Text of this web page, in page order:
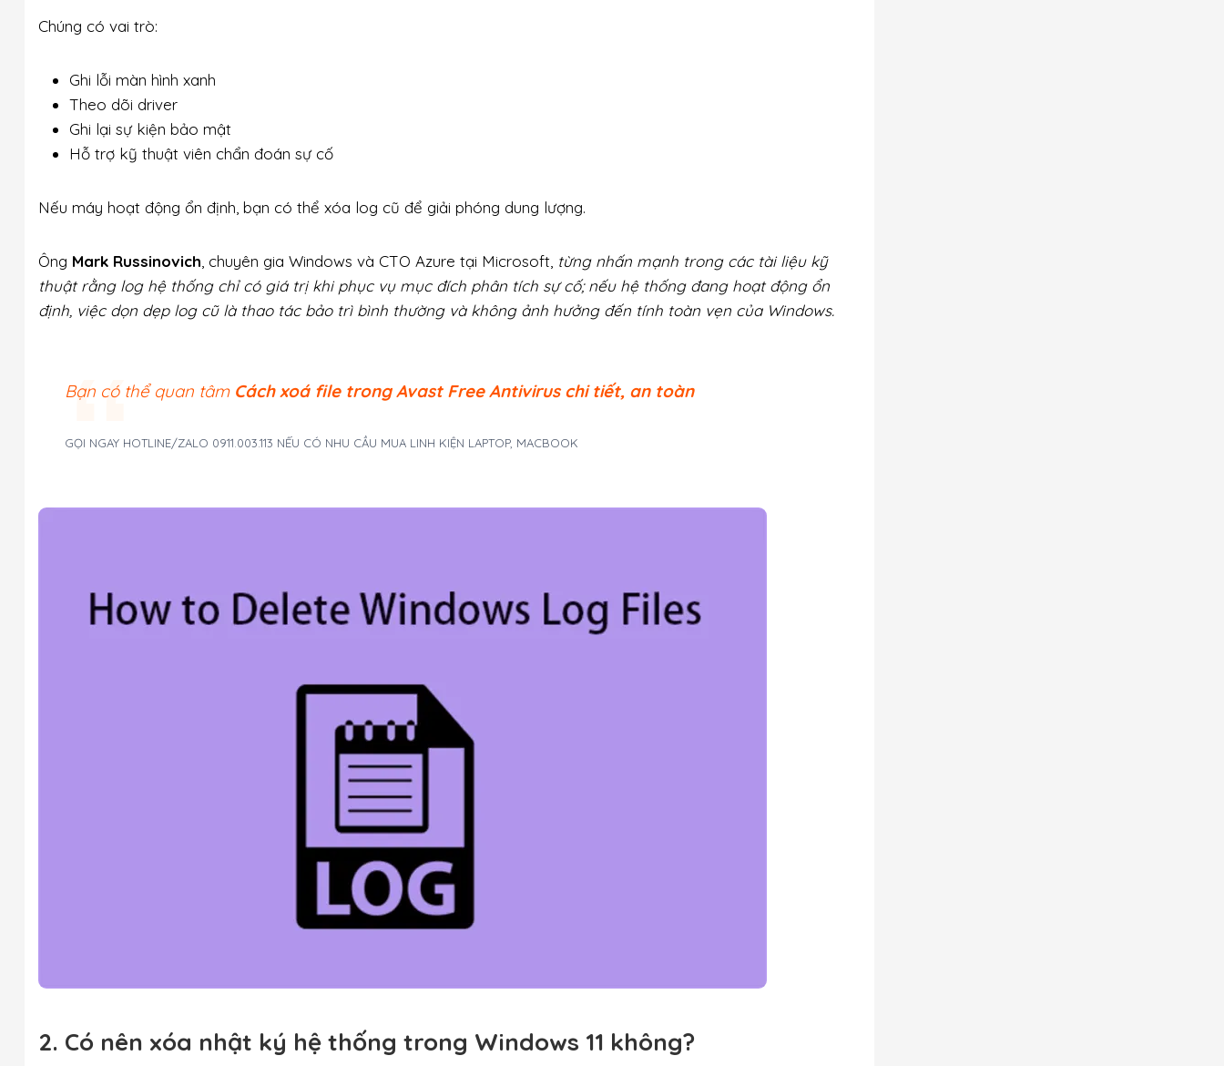
Chúng có vai trò:
Ghi lỗi màn hình xanh
Theo dõi driver
Ghi lại sự kiện bảo mật
Hỗ trợ kỹ thuật viên chẩn đoán sự cố
Nếu máy hoạt động ổn định, bạn có thể xóa log cũ để giải phóng dung lượng.
Ông Mark Russinovich , chuyên gia Windows và CTO Azure tại Microsoft, từng nhấn mạnh trong các tài liệu kỹ
thuật rằng log hệ thống chỉ có giá trị khi phục vụ mục đích phân tích sự cố; nếu hệ thống đang hoạt động ổn
định, việc dọn dẹp log cũ là thao tác bảo trì bình thường và không ảnh hưởng đến tính toàn vẹn của Windows.
Bạn có thể quan tâm Cách xoá file trong Avast Free Antivirus chi tiết, an toàn
GỌI NGAY HOTLINE/ZALO 0911.003.113 NẾU CÓ NHU CẦU MUA LINH KIỆN LAPTOP, MACBOOK
2. Có nên xóa nhật ký hệ thống trong Windows 11 không?